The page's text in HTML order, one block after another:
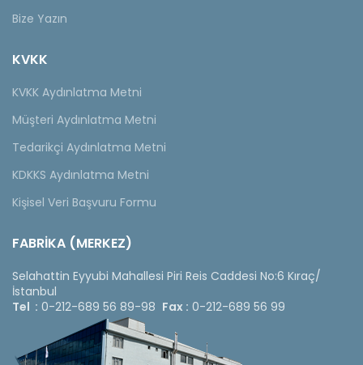
Bize Yazın
KVKK
KVKK Aydınlatma Metni
Müşteri Aydınlatma Metni
Tedarikçi Aydınlatma Metni
KDKKS Aydınlatma Metni
Kişisel Veri Başvuru Formu
FABRİKA (MERKEZ)
Selahattin Eyyubi Mahallesi Piri Reis Caddesi No:6 Kıraç/
İstanbul
Tel : 0-212-689 56 89-98 Fax : 0-212-689 56 99